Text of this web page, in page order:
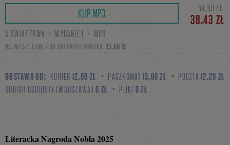
Facebooku
KUP MP3 54,90 ZŁ
38,43 ZŁ
A ŚWIAT TRWA・WYDANIE I・MP3
NAJNIŻSZA CENA Z 30 DNI PRZED OBNIŻKĄ: 35,68 ZŁ
DOSTAWA OD: KURIER 12,60 ZŁ PACZKOMAT 13,90 ZŁ POCZTA 12,20 ZŁ
ODBIÓR OSOBISTY (WARSZAWA) 0 ZŁ PLIKI 0 ZŁ
Literacka Nagroda Nobla 2025